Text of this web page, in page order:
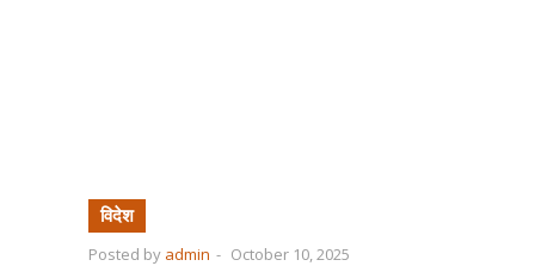
विदेश
Posted by admin - October 10, 2025